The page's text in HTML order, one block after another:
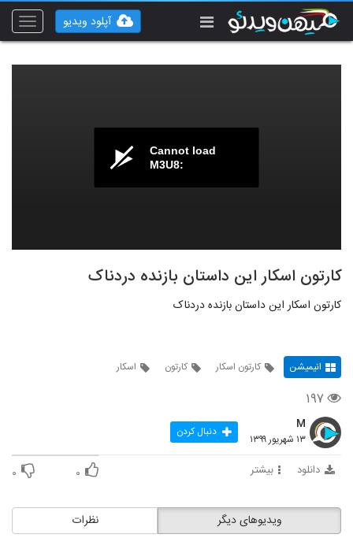
Toggle
آپلود ویدیو
Cannot load
M3U8:
کارتون اسکار این داستان بازنده دردناک
کارتون اسکار این داستان بازنده دردناک
انیمیشن کارتون اسکار کارتون اسکار
۱۹۷
M
۱۳ شهریور ۱۳۹۹ دنبال کردن
دانلود بیشتر ۰ ۰
نظرات ویدیوهای دیگر